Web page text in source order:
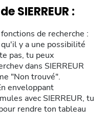
SIERREUR :
de recherche :
y a une possibilité
pas, tu peux
dans SIERREUR
"Non trouvé".
enveloppant
avec SIERREUR, tu
rendre ton tableau